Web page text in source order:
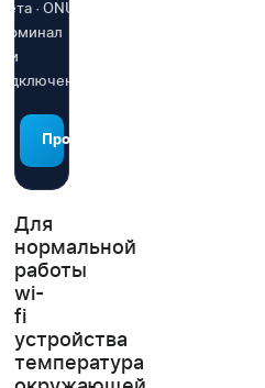
света · ONU-
терминал
при
подключении
Проверить адрес
Для
нормальной
работы
wi-
fi
устройства
температура